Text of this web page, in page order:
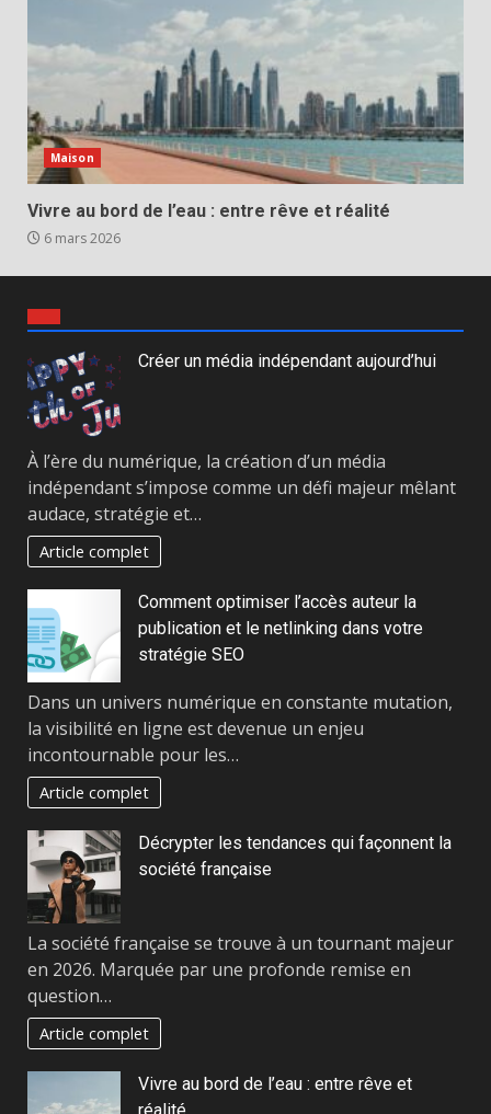
Maison
Vivre au bord de l’eau : entre rêve et réalité
6 mars 2026
Créer un média indépendant aujourd’hui
À l’ère du numérique, la création d’un média
indépendant s’impose comme un défi majeur mêlant
audace, stratégie et…
Article complet
Comment optimiser l’accès auteur la
publication et le netlinking dans votre
stratégie SEO
Dans un univers numérique en constante mutation,
la visibilité en ligne est devenue un enjeu
incontournable pour les…
Article complet
Décrypter les tendances qui façonnent la
société française
La société française se trouve à un tournant majeur
en 2026. Marquée par une profonde remise en
question…
Article complet
Vivre au bord de l’eau : entre rêve et